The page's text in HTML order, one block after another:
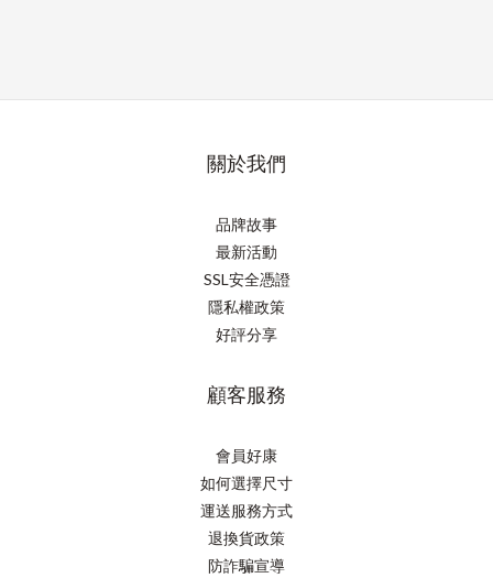
關於我們
品牌故事
最新活動
SSL安全憑證
隱私權政策
好評分享
顧客服務
會員好康
如何選擇尺寸
運送服務方式
退換貨政策
防詐騙宣導